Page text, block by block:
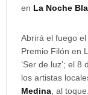
en La Noche
Abrirá el fuego
Premio Filón en
‘Ser de luz’; el
los artistas
Medina , al toque.